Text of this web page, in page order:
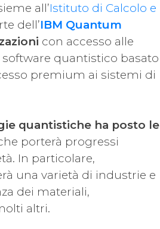
all’Istituto di Calcolo e
dell’IBM Quantum
con accesso alle
quantistico basato
premium ai sistemi di
quantistiche ha posto le
porterà progressi
In particolare,
una varietà di industrie e
dei materiali,
altri.